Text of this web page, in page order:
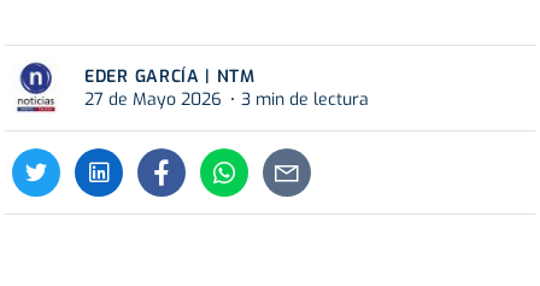
EDER GARCÍA | NTM
27 de Mayo 2026
3 min de lectura